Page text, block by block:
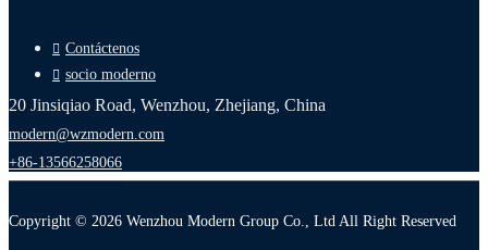
Contáctenos
socio moderno
20 Jinsiqiao Road, Wenzhou, Zhejiang, China
modern@wzmodern.com
+86-13566258066
Copyright © 2026 Wenzhou Modern Group Co., Ltd All Right Reserved